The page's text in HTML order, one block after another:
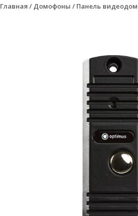
Главная / Домофоны / Панель